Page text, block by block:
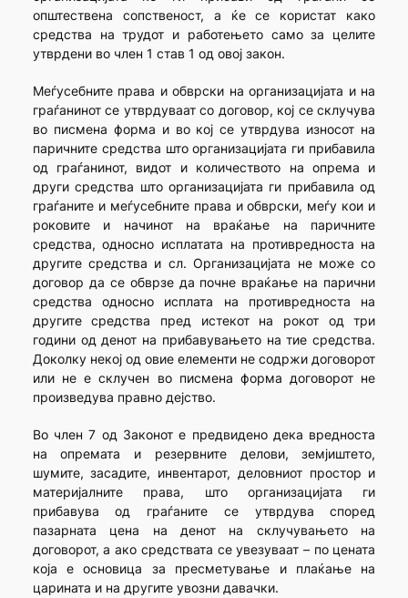
општествена сопственост, а ќе се користат како
средства на трудот и работењето само за целите
утврдени во член 1 став 1 од овој закон.
Меѓусебните права и обврски на организацијата и на
граѓанинот се утврдуваат со договор, кој се склучува
во писмена форма и во кој се утврдува износот на
паричните средства што организацијата ги прибавила
од граѓанинот, видот и количеството на опрема и
други средства што организацијата ги прибавила од
граѓаните и меѓусебните права и обврски, меѓу кои и
роковите и начинот на враќање на паричните
средства, односно исплатата на противредноста на
другите средства и сл. Организацијата не може со
договор да се обврзе да почне враќање на парични
средства односно исплата на противредноста на
другите средства пред истекот на рокот од три
години од денот на прибавувањето на тие средства.
Доколку некој од овие елементи не содржи договорот
или не е склучен во писмена форма договорот не
произведува правно дејство.
Во член 7 од Законот е предвидено дека вредноста
на опремата и резервните делови, земјиштето,
шумите, засадите, инвентарот, деловниот простор и
материјалните права, што организацијата ги
прибавува од граѓаните се утврдува според
пазарната цена на денот на склучувањето на
договорот, а ако средствата се увезуваат – по цената
која е основица за пресметување и плаќање на
царината и на другите увозни давачки.